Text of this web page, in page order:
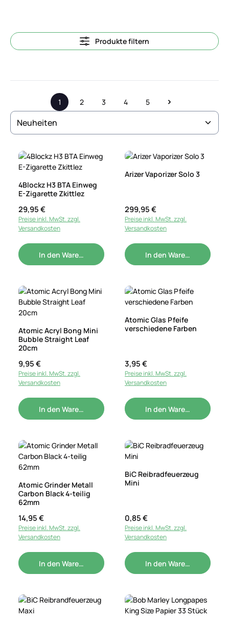
Produkte filtern
Seite
1 Seite
2 Seite
3 Seite
4 Seite
5
4Blockz H3 BTA Einweg
E-Zigarette Zkittlez
Regulärer Preis:
29,95 €
Preise inkl. MwSt. zzgl.
Versandkosten
In den Warenkorb
Arizer Vaporizer Solo 3
Regulärer Preis:
299,95 €
Preise inkl. MwSt. zzgl.
Versandkosten
In den Warenkorb
Atomic Acryl Bong Mini
Bubble Straight Leaf
20cm
Regulärer Preis:
9,95 €
Preise inkl. MwSt. zzgl.
Versandkosten
In den Warenkorb
Atomic Glas Pfeife
verschiedene Farben
Regulärer Preis:
3,95 €
Preise inkl. MwSt. zzgl.
Versandkosten
In den Warenkorb
Atomic Grinder Metall
Carbon Black 4-teilig
62mm
Regulärer Preis:
14,95 €
Preise inkl. MwSt. zzgl.
Versandkosten
In den Warenkorb
BiC Reibradfeuerzeug
Mini
Regulärer Preis:
0,85 €
Preise inkl. MwSt. zzgl.
Versandkosten
In den Warenkorb